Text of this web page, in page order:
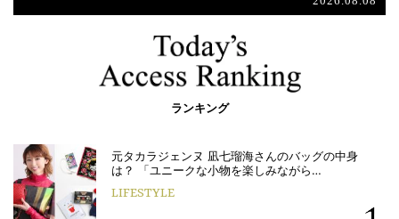
ランキング
元タカラジェンヌ 凪七瑠海さんのバッグの中身
は？ 「ユニークな小物を楽しみながら…
LIFESTYLE